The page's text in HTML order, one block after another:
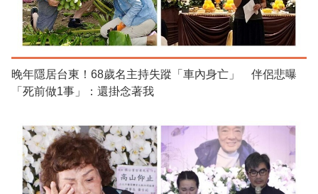
晚年隱居台東！68歲名主持失蹤「車內身亡」 伴侶悲曝
「死前做1事」：還掛念著我